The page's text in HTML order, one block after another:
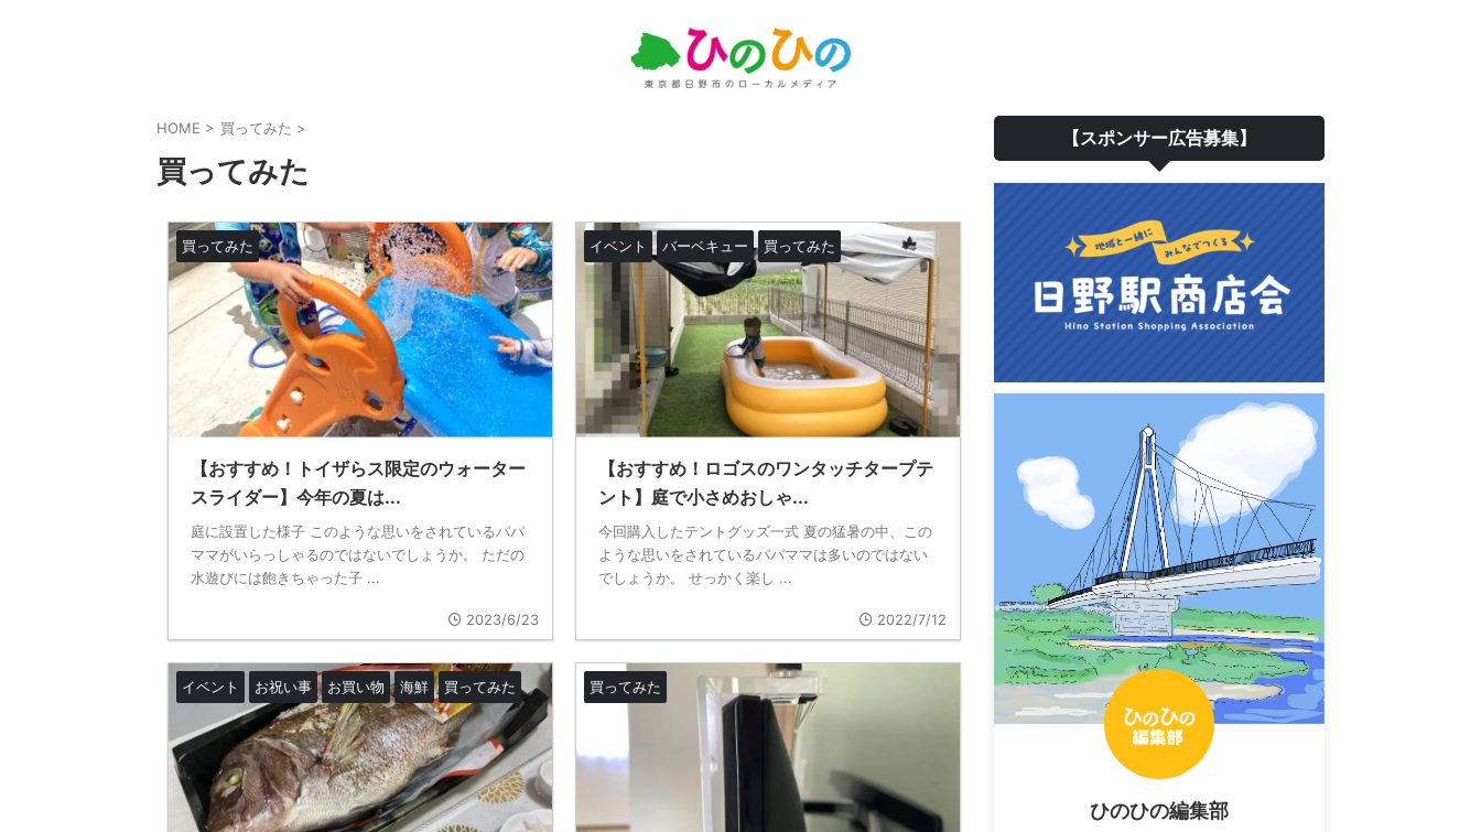
HOME > 買ってみた >
買ってみた
買ってみた
【おすすめ！トイザらス限定のウォーター
スライダー】今年の夏は...
庭に設置した様子 このような思いをされているパパ
ママがいらっしゃるのではないでしょうか。 ただの
水遊びには飽きちゃった子 ...
2023/6/23
イベント バーベキュー 買ってみた
【おすすめ！ロゴスのワンタッチタープテ
ント】庭で小さめおしゃ...
今回購入したテントグッズ一式 夏の猛暑の中、この
ような思いをされているパパママは多いのではない
でしょうか。 せっかく楽し ...
2022/7/12
イベント お祝い事 お買い物 海鮮 買ってみた 買ってみた
【スポンサー広告募集】
ひのひの編集部